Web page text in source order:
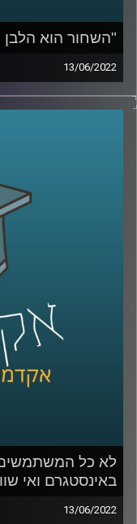
"השחור הוא
13/06/2022
בעידן בו אנו נמדדים
לתעד את הפעילות
ומרצה על סוציולוגיה
בבר אילן ואצלנו
נערות ונערים
מה נחשב יפה יותר
אז האם נעשה שינוי
להיות לבן זה שלילי
שישאר איתנו לעוד
קרדיט תמונות:
לא כל המשתמשים
באינסטגרם ואי
13/06/2022